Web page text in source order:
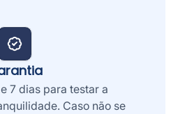
7 dias para testar a
Caso não se